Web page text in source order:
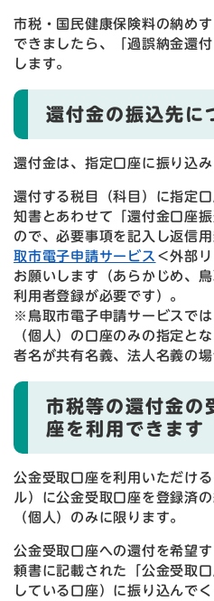
市税・国民健康保険料の納め
できましたら、「過誤納金還
します。
還付金の振込先に
還付金は、指定口座に振り込み
還付する税目（科目）に指定
知書とあわせて「還付金口座
ので、必要事項を記入し返信
取市電子申請サービス ＜外部
お願いします（あらかじめ、
利用者登録が必要です）。
※鳥取市電子申請サービスで
（個人）の口座のみの指定と
者名が共有名義、法人名義の場
市税等の還付金の
座を利用できます
公金受取口座を利用いただけ
ル）に公金受取口座を登録済
（個人）のみに限ります。
公金受取口座への還付を希望
頼書に記載された「公金受取
している口座）に振り込んで